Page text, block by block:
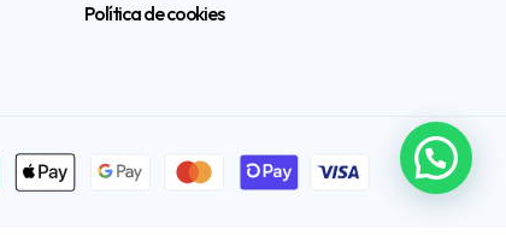
Política de cookies